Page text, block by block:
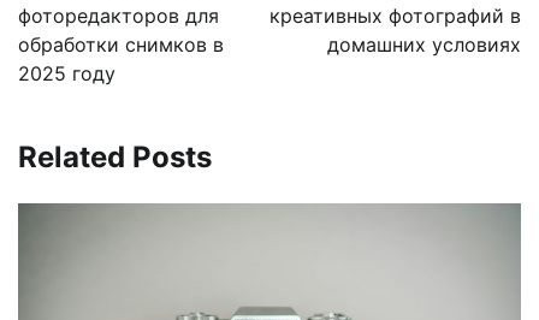
записям
фоторедакторов для
обработки снимков в
2025 году
креативных фотографий в
домашних условиях
Related Posts